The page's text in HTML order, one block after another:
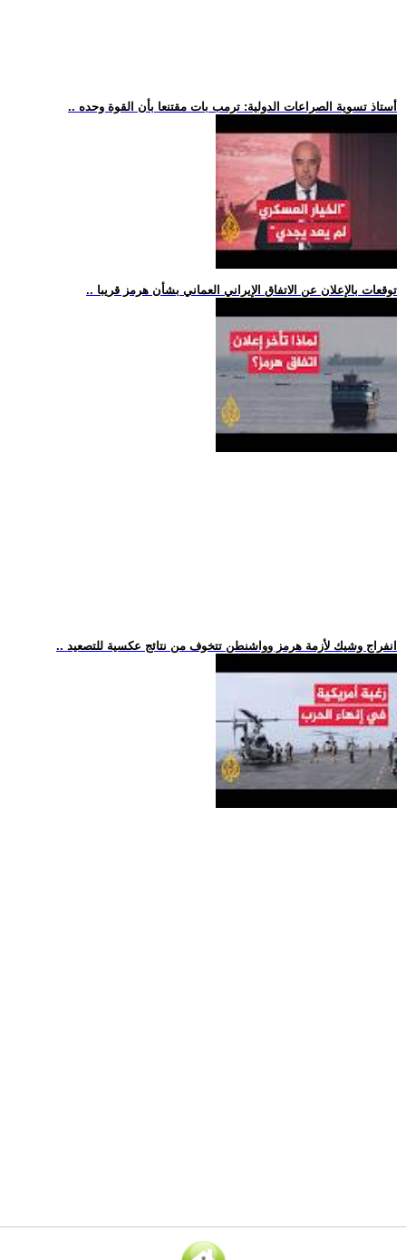
.. أستاذ تسوية الصراعات الدولية: ترمب بات مقتنعا بأن القوة وحده
.. توقعات بالإعلان عن الاتفاق الإيراني العماني بشأن هرمز قريبا
.. انفراج وشيك لأزمة هرمز وواشنطن تتخوف من نتائج عكسية للتصعيد